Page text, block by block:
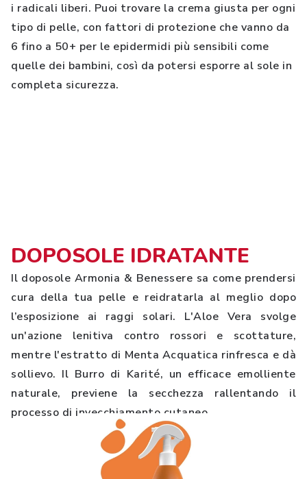
i radicali liberi. Puoi trovare la crema giusta per ogni
tipo di pelle, con fattori di protezione che vanno da
6 fino a 50+ per le epidermidi più sensibili come
quelle dei bambini, così da potersi esporre al sole in
completa sicurezza.
DOPOSOLE IDRATANTE
Il doposole Armonia & Benessere sa come prendersi
cura della tua pelle e reidratarla al meglio dopo
l’esposizione ai raggi solari. L'Aloe Vera svolge
un'azione lenitiva contro rossori e scottature,
mentre l'estratto di Menta Acquatica rinfresca e dà
sollievo. Il Burro di Karité, un efficace emolliente
naturale, previene la secchezza rallentando il
processo di invecchiamento cutaneo.